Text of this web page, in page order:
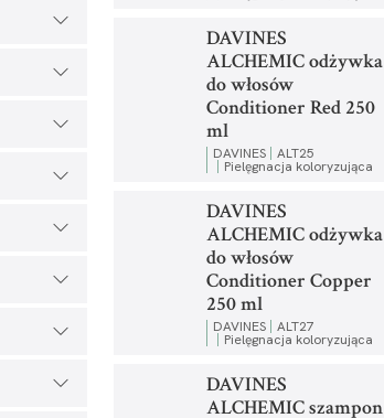
DAVINES
ALCHEMIC odżywka
do włosów
Conditioner Red 250
ml
DAVINES ALT25
Pielęgnacja koloryzująca
DAVINES
ALCHEMIC odżywka
do włosów
Conditioner Copper
250 ml
DAVINES ALT27
Pielęgnacja koloryzująca
DAVINES
ALCHEMIC szampon